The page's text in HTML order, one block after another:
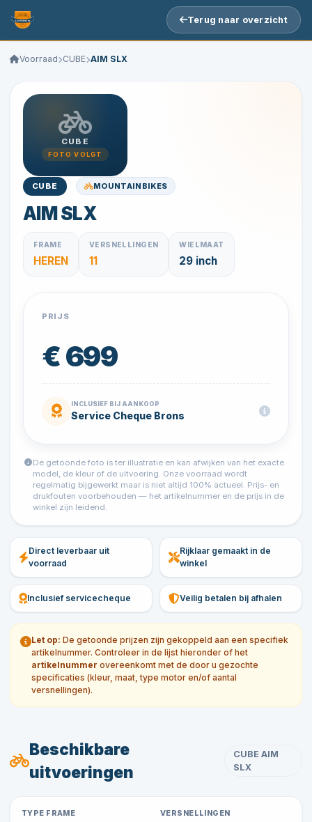
Terug naar overzicht
Voorraad CUBE AIM SLX
CUBE
FOTO VOLGT
CUBE MOUNTAINBIKES
AIM SLX
FRAME
HEREN
VERSNELLINGEN
11
WIELMAAT
29 inch
PRIJS
€ 699
INCLUSIEF BIJ AANKOOP
Service Cheque Brons
De getoonde foto is ter illustratie en kan afwijken van het exacte
model, de kleur of de uitvoering. Onze voorraad wordt
regelmatig bijgewerkt maar is niet altijd 100% actueel. Prijs- en
drukfouten voorbehouden — het artikelnummer en de prijs in de
winkel zijn leidend.
Direct leverbaar uit
voorraad
Rijklaar gemaakt in de
winkel
Inclusief servicecheque Veilig betalen bij afhalen
Let op: De getoonde prijzen zijn gekoppeld aan een specifiek
artikelnummer. Controleer in de lijst hieronder of het
artikelnummer overeenkomt met de door u gezochte
specificaties (kleur, maat, type motor en/of aantal
versnellingen).
Beschikbare
uitvoeringen
CUBE AIM
SLX
TYPE FRAME VERSNELLINGEN